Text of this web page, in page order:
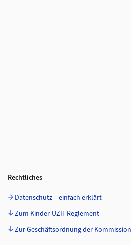
Rechtliches
Datenschutz – einfach erklärt
Zum Kinder-UZH-Reglement
Zur Geschäftsordnung der Kommission